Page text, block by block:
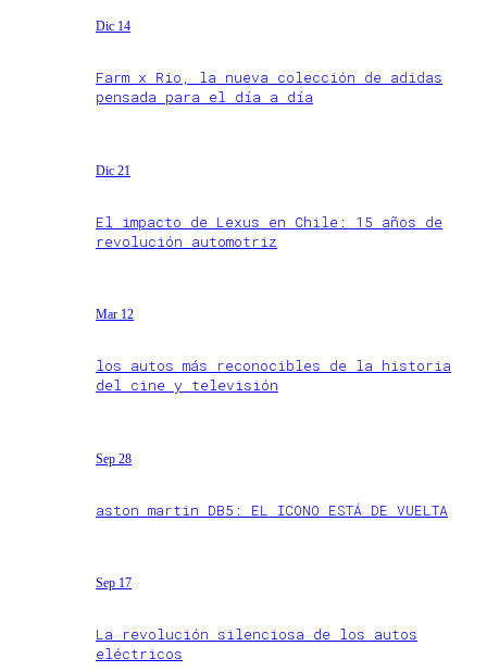
Dic 14
Farm x Rio, la nueva colección de adidas
pensada para el día a día
Dic 21
El impacto de Lexus en Chile: 15 años de
revolución automotriz
Mar 12
los autos más reconocibles de la historia
del cine y televisión
Sep 28
aston martin DB5: EL ICONO ESTÁ DE VUELTA
Sep 17
La revolución silenciosa de los autos
eléctricos